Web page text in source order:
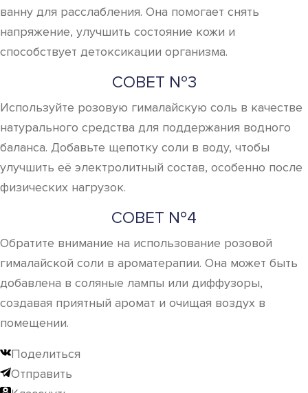
ванну для расслабления. Она помогает снять
напряжение, улучшить состояние кожи и
способствует детоксикации организма.
СОВЕТ №3
Используйте розовую гималайскую соль в качестве
натурального средства для поддержания водного
баланса. Добавьте щепотку соли в воду, чтобы
улучшить её электролитный состав, особенно после
физических нагрузок.
СОВЕТ №4
Обратите внимание на использование розовой
гималайской соли в ароматерапии. Она может быть
добавлена в соляные лампы или диффузоры,
создавая приятный аромат и очищая воздух в
помещении.
Поделиться
Отправить